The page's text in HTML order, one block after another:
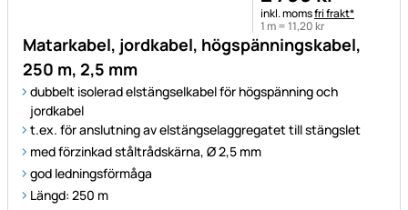
Matarkabel, jordkabel, högspänningskabel,
250 m, 2,5 mm
dubbelt isolerad elstängselkabel för högspänning och
jordkabel
t.ex. för anslutning av elstängselaggregatet till stängslet
med förzinkad ståltrådskärna, Ø 2,5 mm
god ledningsförmåga
Längd: 250 m
Skatteinformation:
inkl. momsfri frakt*
1 m =11,20kr